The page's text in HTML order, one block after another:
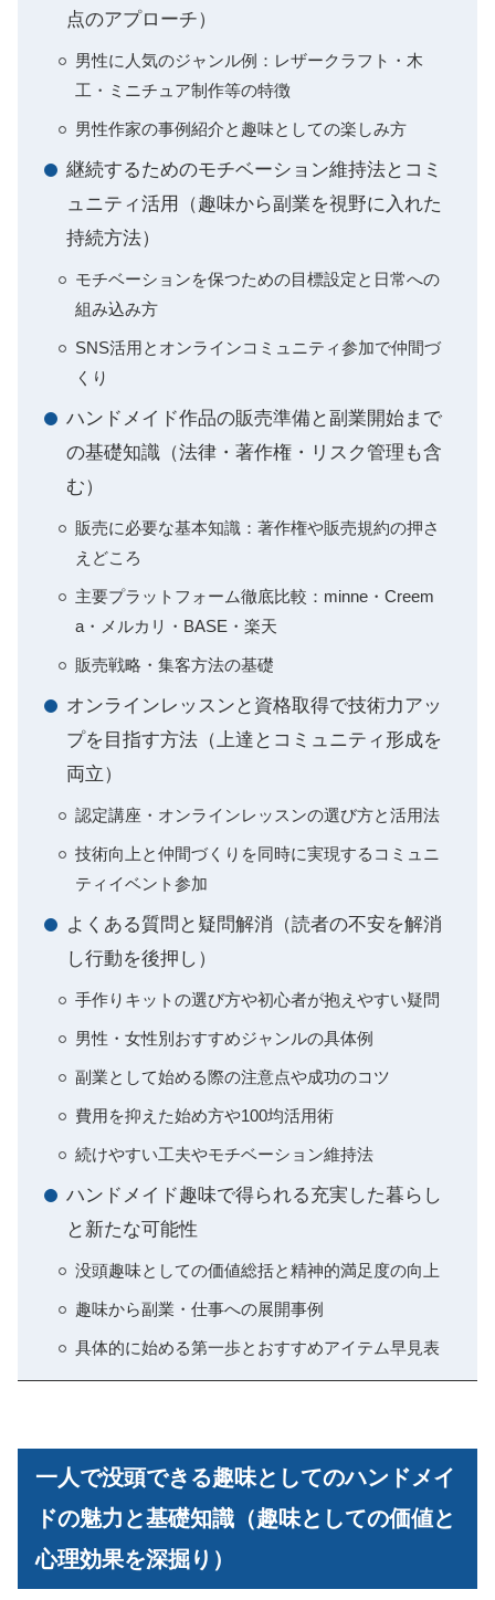
点のアプローチ）
男性に人気のジャンル例：レザークラフト・木
工・ミニチュア制作等の特徴
男性作家の事例紹介と趣味としての楽しみ方
継続するためのモチベーション維持法とコミ
ュニティ活用（趣味から副業を視野に入れた
持続方法）
モチベーションを保つための目標設定と日常への
組み込み方
SNS活用とオンラインコミュニティ参加で仲間づ
くり
ハンドメイド作品の販売準備と副業開始まで
の基礎知識（法律・著作権・リスク管理も含
む）
販売に必要な基本知識：著作権や販売規約の押さ
えどころ
主要プラットフォーム徹底比較：minne・Creem
a・メルカリ・BASE・楽天
販売戦略・集客方法の基礎
オンラインレッスンと資格取得で技術力アッ
プを目指す方法（上達とコミュニティ形成を
両立）
認定講座・オンラインレッスンの選び方と活用法
技術向上と仲間づくりを同時に実現するコミュニ
ティイベント参加
よくある質問と疑問解消（読者の不安を解消
し行動を後押し）
手作りキットの選び方や初心者が抱えやすい疑問
男性・女性別おすすめジャンルの具体例
副業として始める際の注意点や成功のコツ
費用を抑えた始め方や100均活用術
続けやすい工夫やモチベーション維持法
ハンドメイド趣味で得られる充実した暮らし
と新たな可能性
没頭趣味としての価値総括と精神的満足度の向上
趣味から副業・仕事への展開事例
具体的に始める第一歩とおすすめアイテム早見表
一人で没頭できる趣味としてのハンドメイ
ドの魅力と基礎知識（趣味としての価値と
心理効果を深掘り）